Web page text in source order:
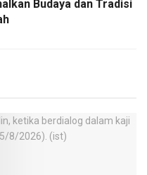
Budaya dan Tradisi